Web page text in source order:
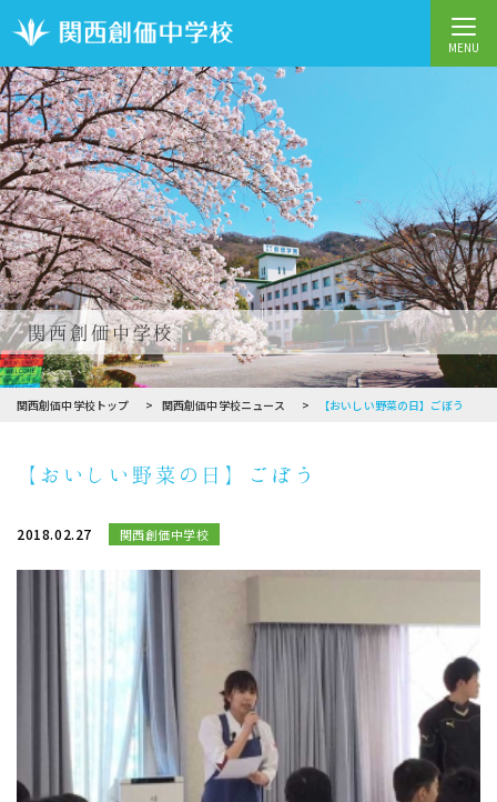
MENU
関西創価中学校
関西創価中学校トップ 関西創価中学校ニュース 【おいしい野菜の日】ごぼう
【おいしい野菜の日】ごぼう
2018.02.27 関西創価中学校